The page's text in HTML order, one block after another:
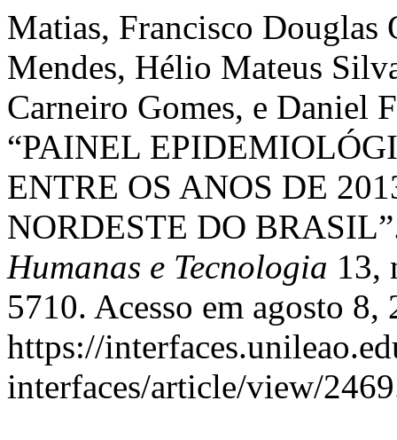
Matias, Francisco
Mendes, Hélio Mateus
Carneiro Gomes, e Daniel
“PAINEL
ENTRE OS ANOS DE
NORDESTE DO
Humanas e Tecnologia 13,
5710. Acesso em agosto 8,
https://
interfaces/article/view/